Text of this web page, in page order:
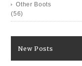
Other Boots
(56)
New Posts